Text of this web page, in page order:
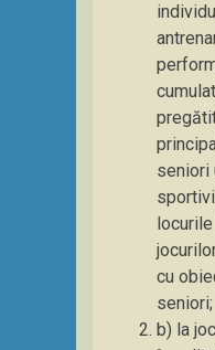
seniori
cu
seniori;
b) la